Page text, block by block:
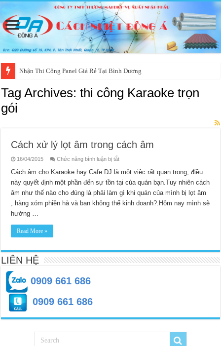
Nhận Thi Công Panel Giá Rẻ Tại Bình Dương
Tag Archives:thi công Karaoke trọn
gói
Cách xử lý lọt âm trong cách âm
16/04/2015 Chức năng bình luận bị tắtở
xử
lý
lọt
trong
cách
âm
Cách âm cho Karaoke hay Cafe DJ là một việc rất quan trọng, điều
này quyết định một phần đến sự tồn tại của quán bạn.Tuy nhiên cách
âm như thế nào cho đúng là phải làm gì khi quán của mình bị lọt âm
, hàng xóm phiền hà và bạn không thể kinh doanh?.Hôm nay mình sẽ
hướng …
Read More »
LIÊN HỆ
0909 661 686
0909 661 686